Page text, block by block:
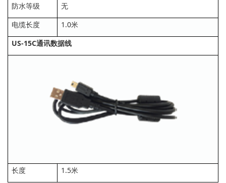
防水等级
无
电缆长度
1.0米
US-15C通讯数据线
长度 1.5米